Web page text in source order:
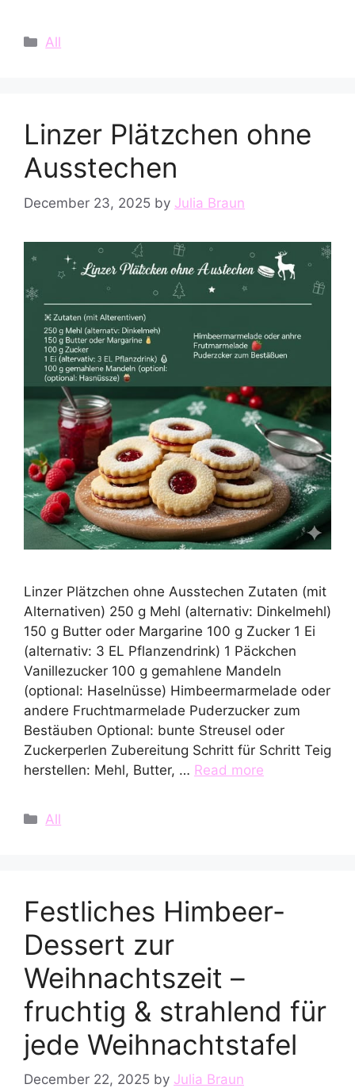
Categories
All
Linzer Plätzchen ohne
Ausstechen
December 23, 2025 by Julia Braun
Linzer Plätzchen ohne Ausstechen Zutaten (mit
Alternativen) 250 g Mehl (alternativ: Dinkelmehl)
150 g Butter oder Margarine 100 g Zucker 1 Ei
(alternativ: 3 EL Pflanzendrink) 1 Päckchen
Vanillezucker 100 g gemahlene Mandeln
(optional: Haselnüsse) Himbeermarmelade oder
andere Fruchtmarmelade Puderzucker zum
Bestäuben Optional: bunte Streusel oder
Zuckerperlen Zubereitung Schritt für Schritt Teig
herstellen: Mehl, Butter, … Read more
Categories
All
Festliches Himbeer-
Dessert zur
Weihnachtszeit –
fruchtig & strahlend für
jede Weihnachtstafel
December 22, 2025 by Julia Braun